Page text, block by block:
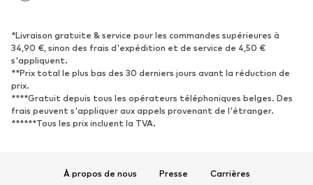
SPORT
Vêtements de sport
Chaussures de sport
Sacs à dos et sacs de sport
Accessoires de sport
ACCESSOIRES
*Livraison gratuite & service pour les commandes supérieures à
34,90 €, sinon des frais d'expédition et de service de 4,50 €
s'appliquent.
**Prix total le plus bas des 30 derniers jours avant la réduction de
prix.
****Gratuit depuis tous les opérateurs téléphoniques belges. Des
frais peuvent s'appliquer aux appels provenant de l'étranger.
******Tous les prix incluent la TVA.
À propos de nous Presse Carrières